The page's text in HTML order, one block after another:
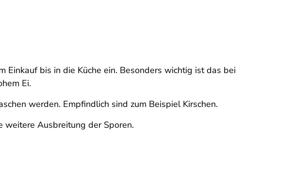
bis in die Küche ein. Besonders wichtig ist das bei
Ei.
werden. Empfindlich sind zum Beispiel Kirschen.
weitere Ausbreitung der Sporen.